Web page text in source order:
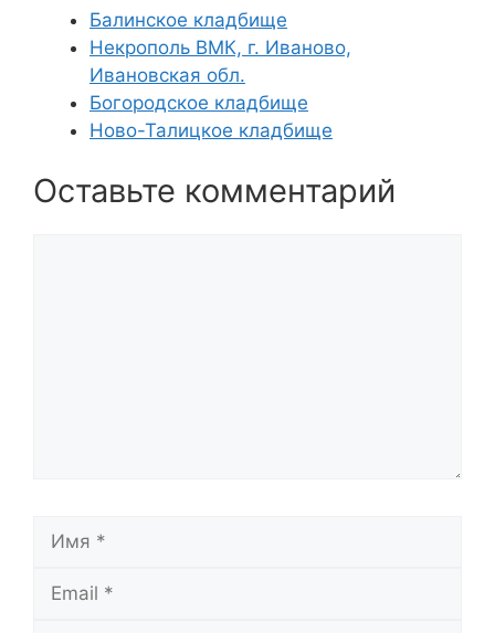
Балинское кладбище
Некрополь ВМК, г. Иваново,
Ивановская обл.
Богородское кладбище
Ново-Талицкое кладбище
Оставьте комментарий